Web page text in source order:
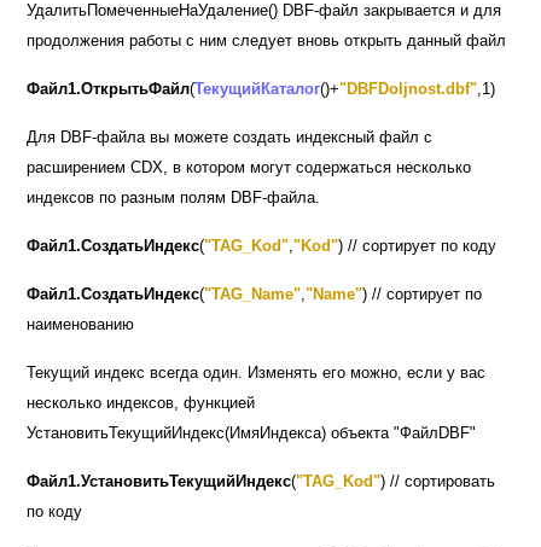
УдалитьПомеченныеНаУдаление() DBF-файл закрывается и для
продолжения работы с ним следует вновь открыть данный файл
Файл1.ОткрытьФайл(ТекущийКаталог()+"DBFDoljnost.dbf",1)
Для DBF-файла вы можете создать индексный файл с
расширениемCDX,в котором могут содержаться несколько
индексов по разным полям DBF-файла.
Файл1.СоздатьИндекс("TAG_Kod","Kod") // сортирует по коду
Файл1.СоздатьИндекс("TAG_Name","Name") // сортирует по
наименованию
Текущий индекс всегда один. Изменять его можно, если у вас
несколько индексов, функцией
УстановитьТекущийИндекс(ИмяИндекса) объекта "ФайлDBF"
Файл1.УстановитьТекущийИндекс("TAG_Kod") // сортировать
по коду